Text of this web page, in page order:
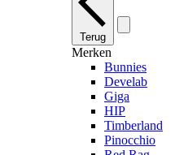
Terug
Merken
Bunnies
Develab
Giga
HIP
Timberland
Pinocchio